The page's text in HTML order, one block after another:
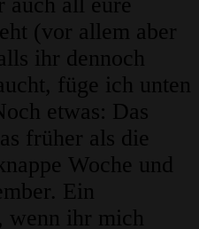
auch all eure
(vor allem aber
ihr dennoch
füge ich unten
etwas: Das
früher als die
Woche und
Ein
wenn ihr mich